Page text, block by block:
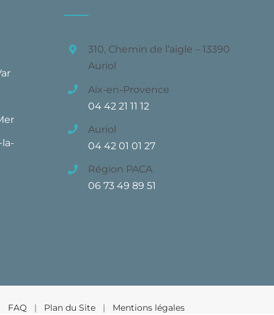
310, Chemin de l’aigle – 13390
Auriol
Aix-en-Provence
04 42 21 11 12
Auriol
04 42 01 01 27
Région PACA
06 73 49 89 51
FAQ | Plan du Site | Mentions légales